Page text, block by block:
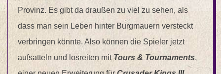
Provinz. Es gibt da draußen zu viel zu sehen, als
dass man sein Leben hinter Burgmauern versteckt
verbringen könnte. Also können die Spieler jetzt
aufsatteln und losreiten mitTours & Tournaments,